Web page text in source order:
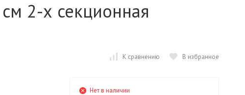
2-х секционная
К сравнению В избранное
Нет в наличии